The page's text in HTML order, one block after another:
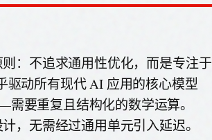
：不追求通用性优化，而是专注于
动所有现代 AI 应用的核心模型
要重复且结构化的数学运算。
，无需经过通用单元引入延迟。